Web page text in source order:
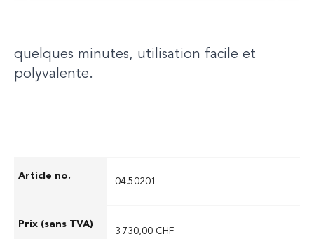
quelques minutes, utilisation facile et
polyvalente.
04.50201
3 730,00 CHF